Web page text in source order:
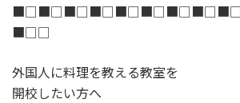
■□□
外国人に料理を教える教室を
開校したい方へ